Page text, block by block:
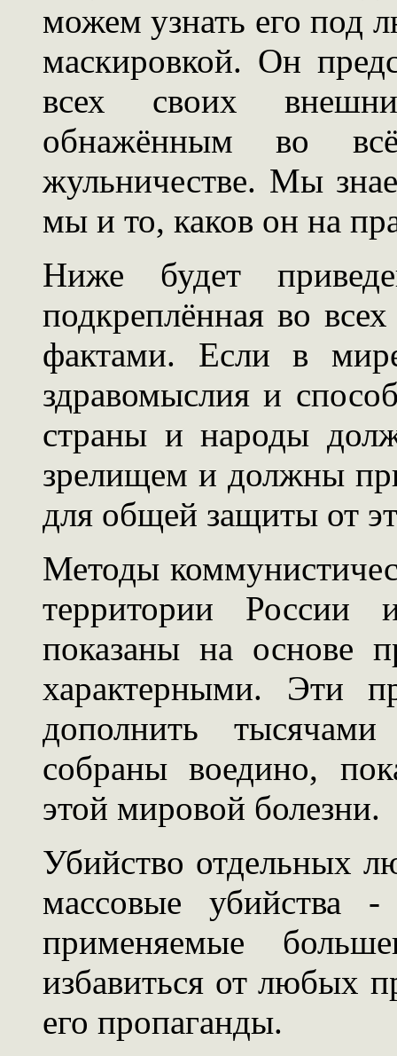
можем узнать его под
маскировкой. Он
всех своих
обнажённым во
жульничестве. Мы
мы и то, каков он на
Ниже будет
подкреплённая во
фактами. Если в
здравомыслия и
страны и народы
зрелищем и должны
для общей защиты от
Методы
территории
показаны на основе
характерными. Эти
дополнить
собраны воедино,
этой мировой болезни.
Убийство отдельных
массовые убийства
применяемые
избавиться от любых
его пропаганды.